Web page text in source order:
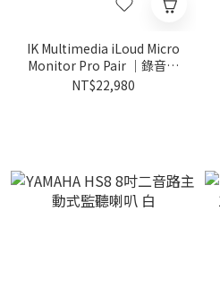
IK Multimedia iLoud Micro
Monitor Pro Pair ｜錄音室
監聽喇叭
NT$22,980